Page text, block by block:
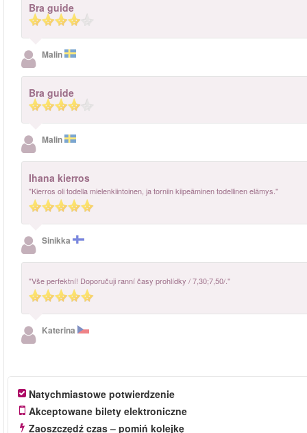
Bra guide
Malin
Bra guide
Malin
Ihana kierros
"Kierros oli todella mielenkiintoinen, ja torniin kiipeäminen todellinen elämys."
Sinikka
"Vše perfektní! Doporučuji ranní časy prohlídky / 7,30;7,50/."
Katerina
Natychmiastowe potwierdzenie
Akceptowane bilety elektroniczne
Zaoszczędź czas – pomiń kolejkę